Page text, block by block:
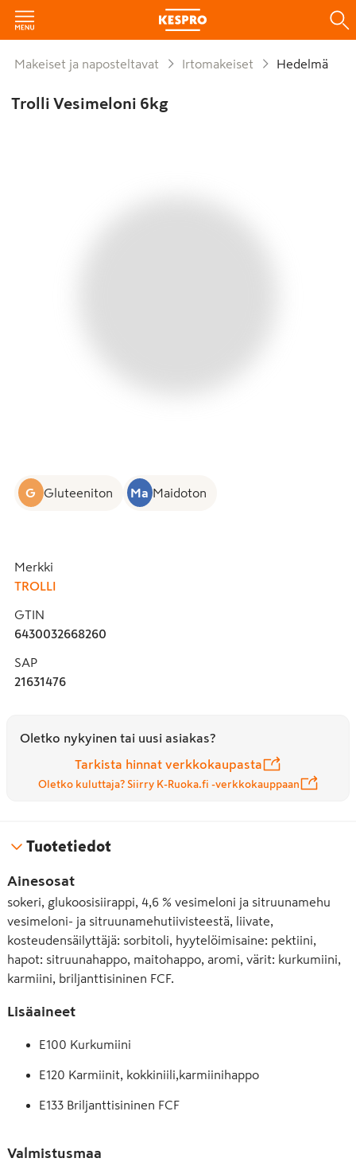
Makeiset ja naposteltavat Irtomakeiset Hedelmä
Trolli Vesimeloni 6kg
G Gluteeniton Ma Maidoton
Merkki
TROLLI
GTIN
6430032668260
SAP
21631476
Oletko nykyinen tai uusi asiakas?
Tarkista hinnat verkkokaupasta
Oletko kuluttaja? Siirry K-Ruoka.fi -verkkokauppaan
Tuotetiedot
Ainesosat
sokeri, glukoosisiirappi, 4,6 % vesimeloni ja sitruunamehu
vesimeloni- ja sitruunamehutiivisteestä, liivate,
kosteudensäilyttäjä: sorbitoli, hyytelöimisaine: pektiini,
hapot: sitruunahappo, maitohappo, aromi, värit: kurkumiini,
karmiini, briljanttisininen FCF.
Lisäaineet
E100 Kurkumiini
E120 Karmiinit, kokkiniili,karmiinihappo
E133 Briljanttisininen FCF
Valmistusmaa